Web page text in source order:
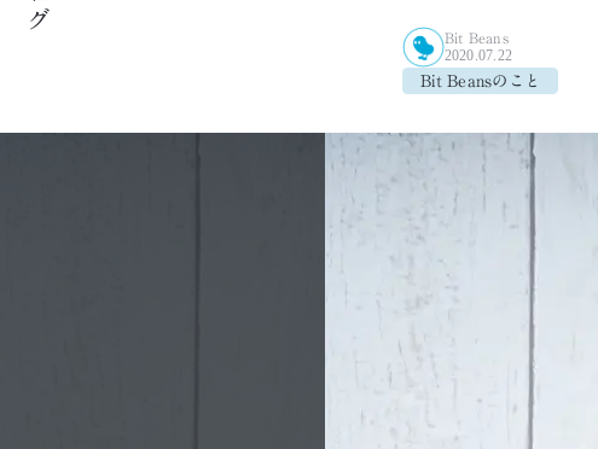
Bit Beans
2020.07.22
Bit Beansのこと